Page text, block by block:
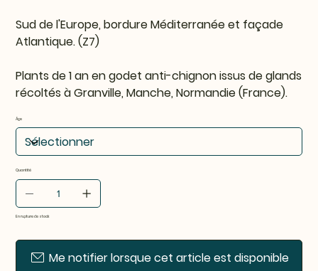
Sud de l'Europe, bordure Méditerranée et façade
Atlantique. (Z7)
Plants de 1 an en godet anti-chignon issus de glands
récoltés à Granville, Manche, Normandie (France).
Âge
Quantité
En rupture de stock
Me notifier lorsque cet article est disponible